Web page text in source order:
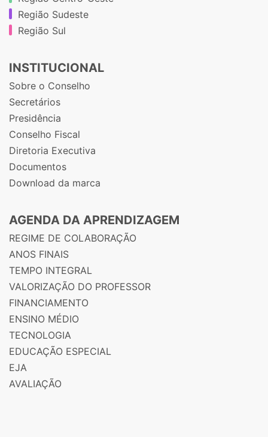
Região Sudeste
Região Sul
INSTITUCIONAL
Sobre o Conselho
Secretários
Presidência
Conselho Fiscal
Diretoria Executiva
Documentos
Download da marca
AGENDA DA APRENDIZAGEM
REGIME DE COLABORAÇÃO
ANOS FINAIS
TEMPO INTEGRAL
VALORIZAÇÃO DO PROFESSOR
FINANCIAMENTO
ENSINO MÉDIO
TECNOLOGIA
EDUCAÇÃO ESPECIAL
EJA
AVALIAÇÃO